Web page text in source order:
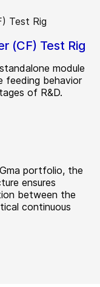
(CF) Test Rig
module
feeding behavior
of R&D.
portfolio, the
ensures
between the
continuous